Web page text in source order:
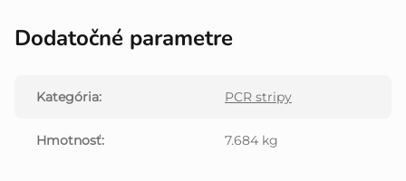
Dodatočné parametre
Kategória: PCR stripy
Hmotnosť: 7.684 kg